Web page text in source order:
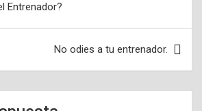
Entrenador?
No odies a tu entrenador.